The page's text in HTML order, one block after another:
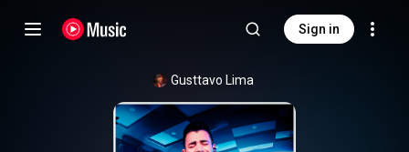
Sign in
Gusttavo Lima